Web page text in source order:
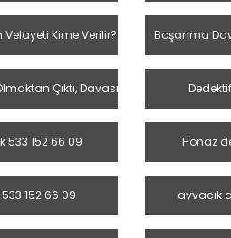
Kime Verilir? Boşanma
Çıktı, Davası Kalktı Mı?
533 152 66 09 Honaz
152 66 09 ayvacık